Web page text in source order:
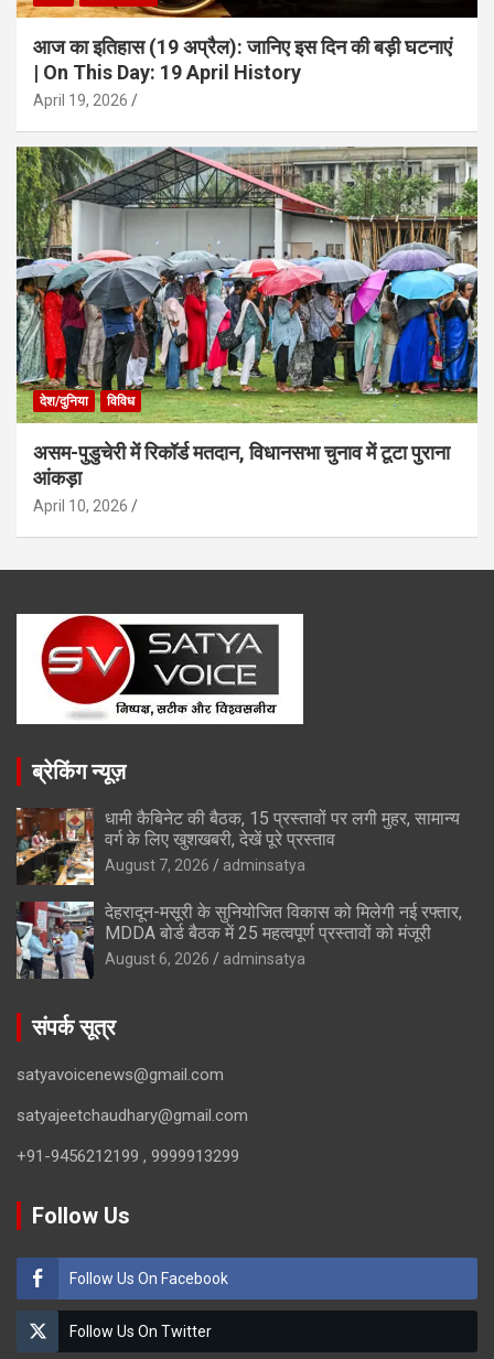
आज का इतिहास (19 अप्रैल): जानिए इस दिन की बड़ी घटनाएं
| On This Day: 19 April History
April 19, 2026
देश/दुनिया विविध
असम-पुडुचेरी में रिकॉर्ड मतदान, विधानसभा चुनाव में टूटा पुराना
आंकड़ा
April 10, 2026
ब्रेकिंग न्यूज़
धामी कैबिनेट की बैठक, 15 प्रस्तावों पर लगी मुहर, सामान्य
वर्ग के लिए खुशखबरी, देखें पूरे प्रस्ताव
August 7, 2026 adminsatya
देहरादून-मसूरी के सुनियोजित विकास को मिलेगी नई रफ्तार,
MDDA बोर्ड बैठक में 25 महत्वपूर्ण प्रस्तावों को मंजूरी
August 6, 2026 adminsatya
संपर्क सूत्र
satyavoicenews@gmail.com
satyajeetchaudhary@gmail.com
+91-9456212199 , 9999913299
Follow Us
Follow Us On Facebook
Follow Us On Twitter